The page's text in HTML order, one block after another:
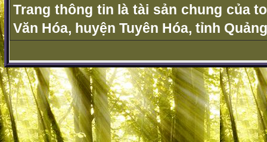
Trang thông tin là tài sản chung của
Văn Hóa, huyện Tuyên Hóa, tỉnh